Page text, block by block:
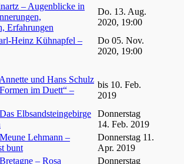
– Augenblicke in
Erfahrungen
Do. 13. Aug.
2020, 19:00
Heinz Kühnapfel –
Do 05. Nov.
2020, 19:00
und Hans Schulz
im Duett“ –
bis 10. Feb.
2019
Elbsandsteingebirge
Donnerstag
14. Feb. 2019
Lehmann –
bunt
Donnerstag 11.
Apr. 2019
– Rosa
Donnerstag